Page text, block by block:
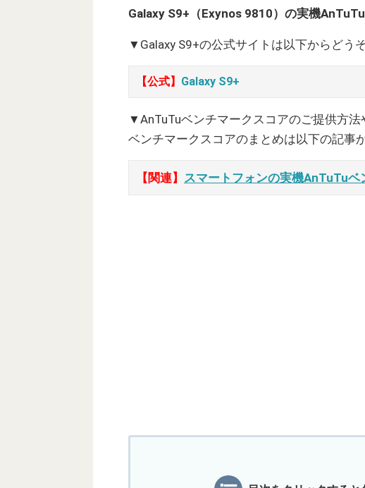
Galaxy S9+（Exynos 9810）の実機
▼Galaxy S9+の公式サイトは以下からどう
【公式】 Galaxy S9+
▼AnTuTuベンチマークスコアのご提供方
ベンチマークスコアのまとめは以下の記事
【関連】 スマートフォンの実機AnTuTu